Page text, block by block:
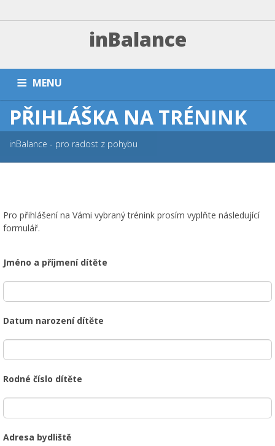
inBalance
MENU
DOMŮ TRÉNINKY A PLATBA ZÁVODNÍ SEKCE
PŘÍMĚŠŤÁKY A KEMPY NÁRAMKY
PŘIHLÁŠKA NA TRÉNINK
inBalance - pro radost z pohybu
Pro přihlášení na Vámi vybraný trénink prosím vyplňte následující
formulář.
Jméno a příjmení dítěte
Datum narození dítěte
Rodné číslo dítěte
Adresa bydliště